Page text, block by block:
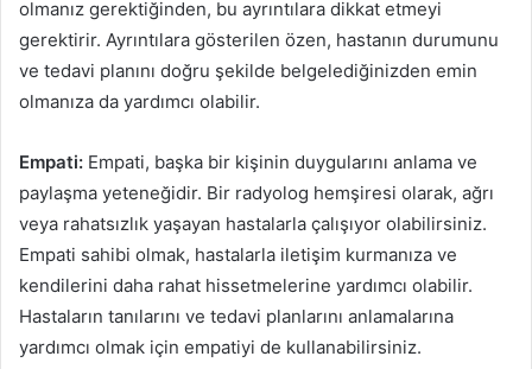
olmanız gerektiğinden, bu ayrıntılara dikkat etmeyi
gerektirir. Ayrıntılara gösterilen özen, hastanın durumunu
ve tedavi planını doğru şekilde belgelediğinizden emin
olmanıza da yardımcı olabilir.
Empati: Empati, başka bir kişinin duygularını anlama ve
paylaşma yeteneğidir. Bir radyolog hemşiresi olarak, ağrı
veya rahatsızlık yaşayan hastalarla çalışıyor olabilirsiniz.
Empati sahibi olmak, hastalarla iletişim kurmanıza ve
kendilerini daha rahat hissetmelerine yardımcı olabilir.
Hastaların tanılarını ve tedavi planlarını anlamalarına
yardımcı olmak için empatiyi de kullanabilirsiniz.